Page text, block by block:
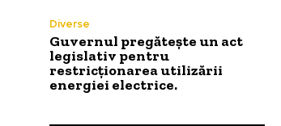
Diverse
Guvernul pregătește un act
legislativ pentru
restricționarea utilizării
energiei electrice.